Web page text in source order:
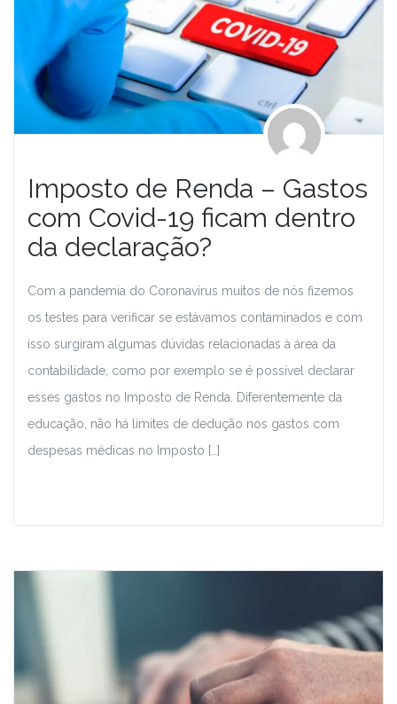
Imposto de Renda – Gastos
com Covid-19 ficam dentro
da declaração?
Com a pandemia do Coronavírus muitos de nós fizemos
os testes para verificar se estávamos contaminados e com
isso surgiram algumas dúvidas relacionadas à área da
contabilidade, como por exemplo se é possível declarar
esses gastos no Imposto de Renda. Diferentemente da
educação, não há limites de dedução nos gastos com
despesas médicas no Imposto […]